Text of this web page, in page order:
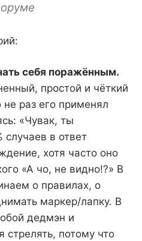
себя поражённым.
простой и чёткий
раз его применял
«Чувак, ты
в ответ
хотя часто оно
«А чо, не видно!?» В
о правилах, о
маркер/лапку. В
дедмэн и
стрелять, потому что